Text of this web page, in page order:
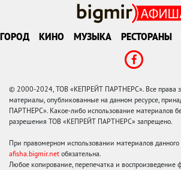
ГОРОД КИНО МУЗЫКА РЕСТОРАНЫ
© 2000-2024, ТОВ «КЕПРЕЙТ ПАРТНЕРС». Все права
материалы, опубликованные на данном ресурсе,
ПАРТНЕРС». Какое-либо использование материалов
разрешения ТОВ «КЕПРЕЙТ ПАРТНЕРС» запрещено.
При правомерном использовании материалов данного
afisha.bigmir.net обязательна.
Любое копирование, перепечатка и воспроизведение